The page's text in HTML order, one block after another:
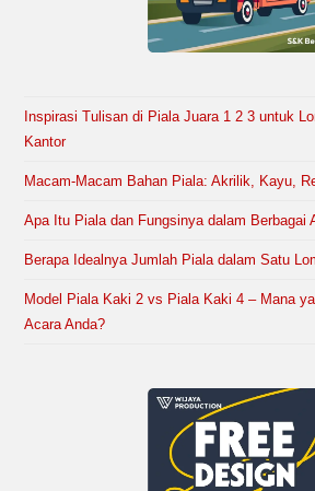
Inspirasi Tulisan di Piala Juara 1 2 3 untuk
Kantor
Macam-Macam Bahan Piala: Akrilik, Kayu,
Apa Itu Piala dan Fungsinya dalam Berbagai
Berapa Idealnya Jumlah Piala dalam Satu
Model Piala Kaki 2 vs Piala Kaki 4 – Mana
Acara Anda?